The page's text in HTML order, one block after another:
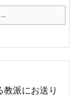
派にお送り